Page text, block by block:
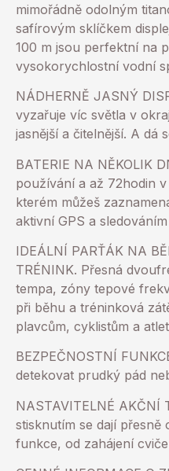
mimořádně odolným
safírovým sklíčkem
100 m jsou perfektní na
vysokorychlostní vodní
NÁDHERNĚ JASNÝ
vyzařuje víc světla v
jasnější a čitelnější. A dá
BATERIE NA NĚKOLIK
používání a až 72hodin
kterém můžeš
aktivní GPS a
IDEÁLNÍ PARŤÁK NA
TRÉNINK. Přesná
tempa, zóny tepové
při běhu a tréninková
plavcům, cyklistům a
BEZPEČNOSTNÍ
detekovat prudký pád
NASTAVITELNÉ AKČNÍ
stisknutím se dají přesně
funkce, od zahájení